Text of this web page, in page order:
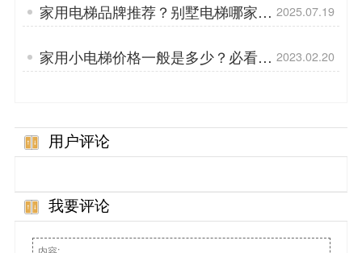
家用电梯品牌推荐？别墅电梯哪家
好？
2025.07.19
家用小电梯价格一般是多少？必看知
识点
2023.02.20
用户评论
我要评论